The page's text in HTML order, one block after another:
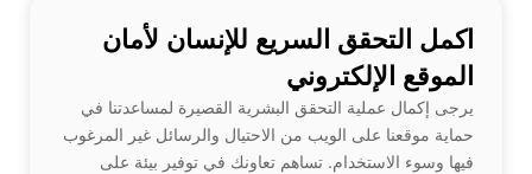
اكمل التحقق السريع للإنسان لأمان
الموقع الإلكتروني
يرجى إكمال عملية التحقق البشرية القصيرة لمساعدتنا في
حماية موقعنا على الويب من الاحتيال والرسائل غير المرغوب
فيها وسوء الاستخدام. تساهم تعاونك في توفير بيئة على